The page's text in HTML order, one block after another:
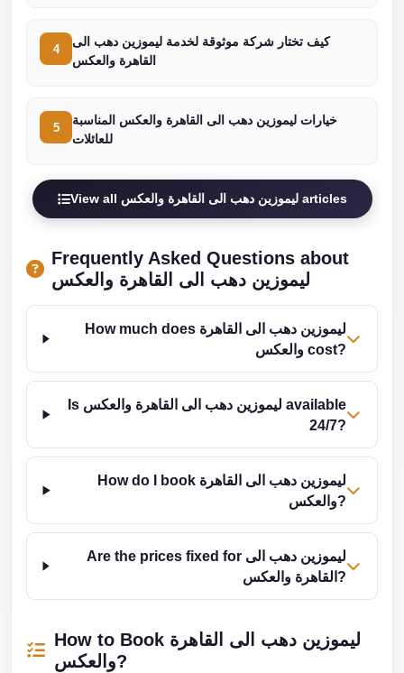
4
كيف تختار شركة موثوقة لخدمة ليموزين دهب الى
القاهرة والعكس
5
خيارات ليموزين دهب الى القاهرة والعكس المناسبة
للعائلات
View all ليموزين دهب الى القاهرة والعكس articles
Frequently Asked Questions about
ليموزين دهب الى القاهرة والعكس
How much does ليموزين دهب الى القاهرة
والعكس cost?
Is ليموزين دهب الى القاهرة والعكس available
24/7?
How do I book ليموزين دهب الى القاهرة
والعكس?
Are the prices fixed for ليموزين دهب الى
القاهرة والعكس?
How to Book ليموزين دهب الى القاهرة
والعكس?
limousine
Limousine
Cairo
Limousine
Service
Alexandria
Limousine
mercedes
limousine
edes
Limousine
from
Alexandria